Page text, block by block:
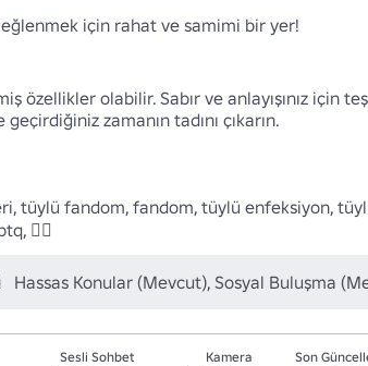
eğlenmek için rahat ve samimi bir yer!
özellikler olabilir. Sabır ve anlayışınız için
zamanın tadını çıkarın.
tüylü fandom, fandom, tüylü enfeksiyon,
🏳️‍🌈
Hassas Konular (Mevcut), Sosyal Buluşma
Sesli Sohbet
Kamera
Son